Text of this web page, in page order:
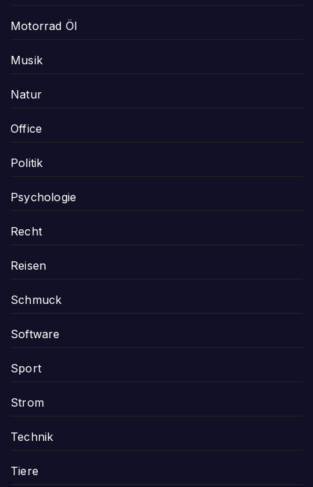
Motorrad Öl
Musik
Natur
Office
Politik
Psychologie
Recht
Reisen
Schmuck
Software
Sport
Strom
Technik
Tiere